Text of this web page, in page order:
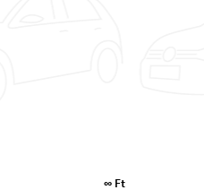
∞ Ft